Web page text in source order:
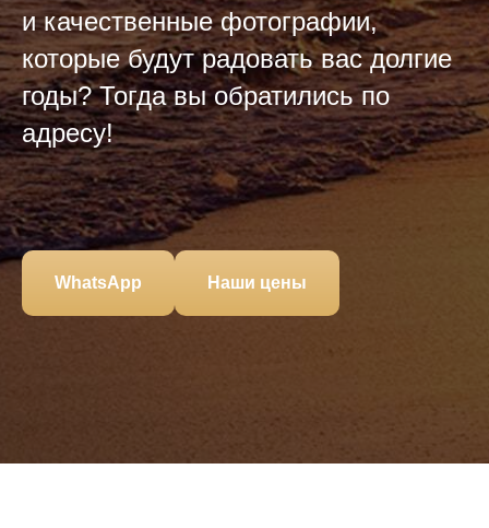
и качественные фотографии,
которые будут радовать вас долгие
годы? Тогда вы обратились по
адресу!
WhatsApp Наши цены